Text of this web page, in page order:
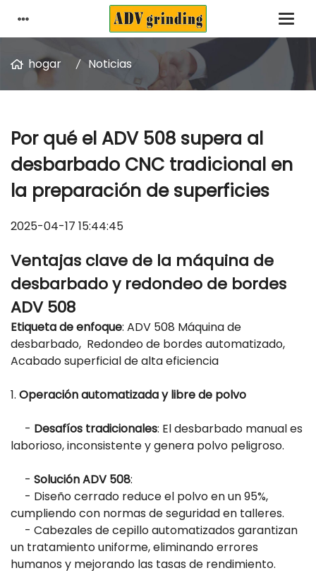
hogar Noticias
Por qué el ADV 508 supera al
desbarbado CNC tradicional en
la preparación de superficies
2025-04-17 15:44:45
Ventajas clave de la máquina de
desbarbado y redondeo de bordes
ADV 508
Etiqueta de enfoque: ADV 508 Máquina de
desbarbado, Redondeo de bordes automatizado,
Acabado superficial de alta eficiencia
1. Operación automatizada y libre de polvo
- Desafíos tradicionales: El desbarbado manual es
laborioso, inconsistente y genera polvo peligroso.
- Solución ADV 508:
- Diseño cerrado reduce el polvo en un 95%,
cumpliendo con normas de seguridad en talleres.
- Cabezales de cepillo automatizados garantizan
un tratamiento uniforme, eliminando errores
humanos y mejorando las tasas de rendimiento.